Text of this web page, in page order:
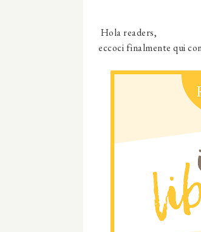
Hola readers,
eccoci finalmente qui